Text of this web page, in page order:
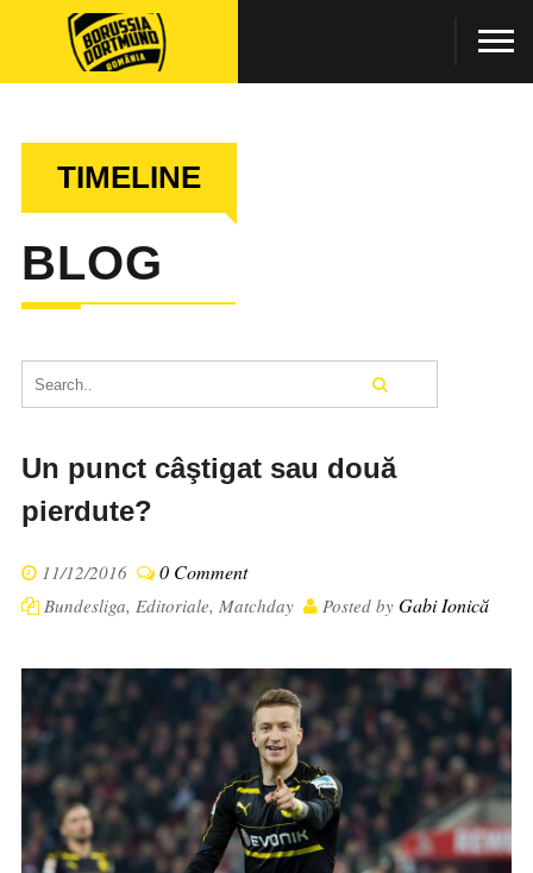
TIMELINE
BLOG
Un punct câştigat sau două
pierdute?
11/12/2016 0 Comment
Bundesliga, Editoriale, Matchday Posted by Gabi Ionică